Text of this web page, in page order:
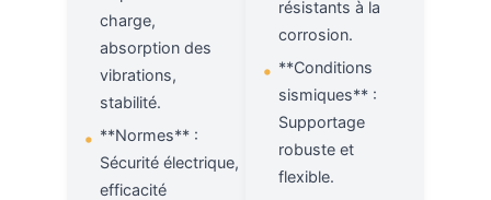
charge,
absorption des
vibrations,
stabilité.
• **Normes** :
Sécurité électrique,
efficacité
résistants à la
corrosion.
• **Conditions
sismiques** :
Supportage
robuste et
flexible.